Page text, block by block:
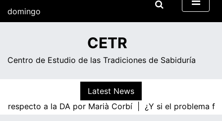
domingo
CETR
Centro de Estudio de las Tradiciones de Sabiduría
Latest News
a la DA por Marià Corbí |
¿Y si el problema